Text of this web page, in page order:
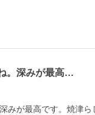
。深みが最高…
みが最高です。焼津